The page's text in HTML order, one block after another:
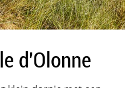
d'Olonne